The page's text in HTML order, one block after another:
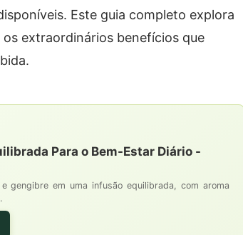
Este guia completo explora
extraordinários benefícios que
Para o Bem-Estar Diário -
gengibre em uma infusão equilibrada, com aroma